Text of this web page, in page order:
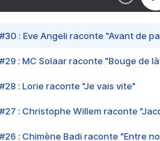
#30 : Eve Angeli raconte "Avant de
#29 : MC Solaar raconte "Bouge de
#28 : Lorie raconte "Je vais vite"
#27 : Christophe Willem raconte
#26 : Chimène Badi raconte "Entre